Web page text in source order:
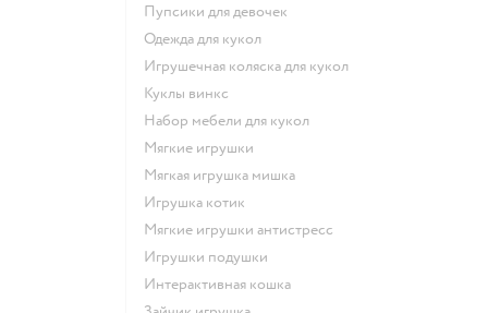
Пупсики для девочек
Одежда для кукол
Игрушечная коляска для кукол
Куклы винкс
Набор мебели для кукол
Мягкие игрушки
Мягкая игрушка мишка
Игрушка котик
Мягкие игрушки антистресс
Игрушки подушки
Интерактивная кошка